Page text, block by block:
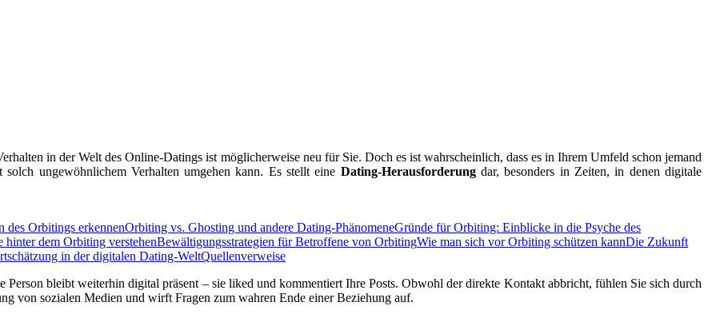
in der Welt des Online-Datings ist möglicherweise neu für Sie. Doch es ist wahrscheinlich, dass es in Ihrem Umfeld schon jemand
ungewöhnlichem Verhalten umgehen kann. Es stellt eine Dating-Herausforderungdar, besonders in Zeiten, in denen digitale
des Orbitings erkennenOrbiting vs. Ghosting und andere Dating-PhänomeneGründe für Orbiting: Einblicke in die Psyche des
hinter dem Orbiting verstehenBewältigungsstrategien für Betroffene von OrbitingWie man sich vor Orbiting schützen kannDie Zukunft
in der digitalen Dating-WeltQuellenverweise
Person bleibt weiterhin digital präsent – sie liked und kommentiert Ihre Posts. Obwohl der direkte Kontakt abbricht, fühlen Sie sich durch
von sozialen Medien und wirft Fragen zum wahren Ende einer Beziehung auf.